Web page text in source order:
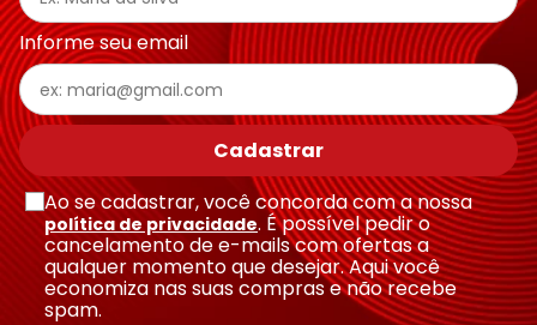
Informe seu email
Cadastrar
Ao se cadastrar, você concorda com a nossa
política de privacidade. É possível pedir o
cancelamento de e-mails com ofertas a
qualquer momento que desejar. Aqui você
economiza nas suas compras e não recebe
spam.